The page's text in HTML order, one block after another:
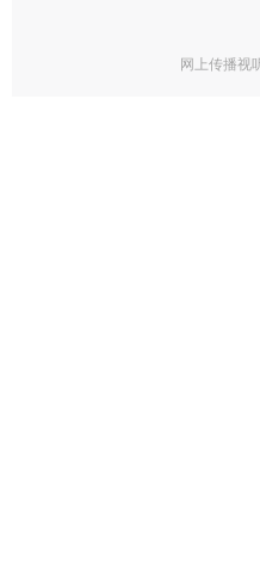
网上传播视